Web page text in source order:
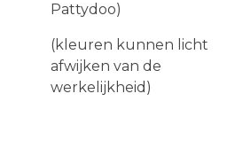
Pattydoo)
(kleuren kunnen licht
afwijken van de
werkelijkheid)